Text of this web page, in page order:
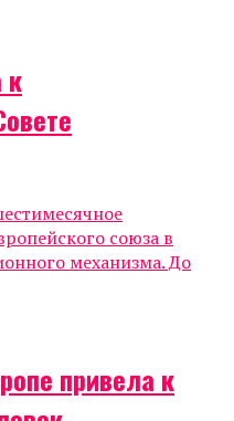
к
союза в
механизма. До
привела к